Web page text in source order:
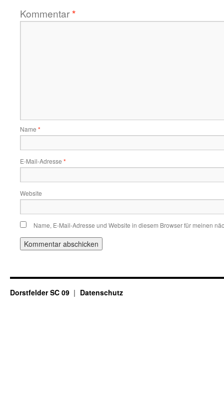
Kommentar*
Name *
E-Mail-Adresse *
Website
Name, E-Mail-Adresse und Website in diesem Browser für meinen
Dorstfelder SC 09 Datenschutz